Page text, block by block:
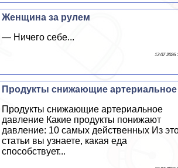
Женщина за рулем
— Ничего себе...
13 07 2026
Продукты снижающие
Продукты снижающие артериальное
давление Какие продукты понижают
давление: 10 самых действенных Из
статьи вы узнаете, какая еда
способствует...